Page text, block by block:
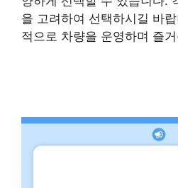
을 고려하여 선택하시길 바
적으로 차량을 운영하며 즐